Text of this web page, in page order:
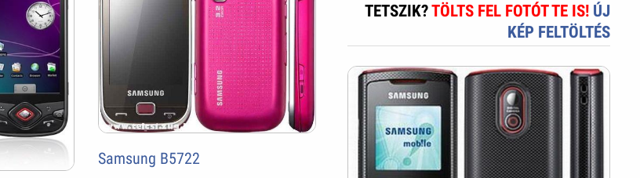
Samsung B5722
TETSZIK?TÖLTS FEL FOTÓT TE IS! ÚJ
KÉP FELTÖLTÉS